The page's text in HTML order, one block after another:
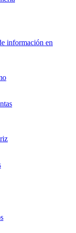
información en